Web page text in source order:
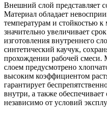
Внешний слой представляет
Материал обладает
температурам и стойкостью
значительно увеличивает
изготовления внутреннего
синтетический каучук,
прохождении рабочей
слоем предусмотрено
высоким коэффициентом
гарантирует
внутри, а также
независимо от условий